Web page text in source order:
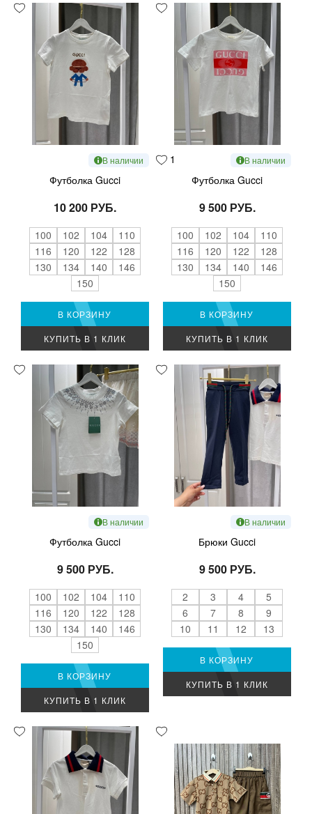
В наличии
Футболка Gucci
10 200 РУБ.
100 102 104
110
116
120 122
128
130
134 140
146
150
В КОРЗИНУ
КУПИТЬ В 1 КЛИК
1 В наличии
Футболка Gucci
9 500 РУБ.
100 102 104
110
116
120 122
128
130
134 140
146
150
В КОРЗИНУ
КУПИТЬ В 1 КЛИК
В наличии
Футболка Gucci
9 500 РУБ.
100 102 104
110
116
120 122
128
130
134 140
146
150
В КОРЗИНУ
КУПИТЬ В 1 КЛИК
В наличии
Брюки Gucci
9 500 РУБ.
2 3 4
5
6
7 8
9
10
11 12 13
В КОРЗИНУ
КУПИТЬ В 1 КЛИК